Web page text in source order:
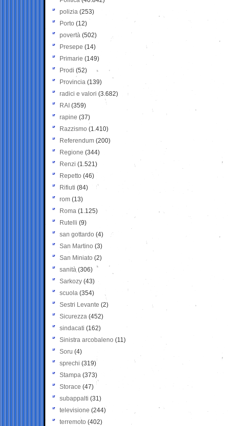
polizia (253)
Porto (12)
povertà (502)
Presepe (14)
Primarie (149)
Prodi (52)
Provincia (139)
radici e valori (3.682)
RAI (359)
rapine (37)
Razzismo (1.410)
Referendum (200)
Regione (344)
Renzi (1.521)
Repetto (46)
Rifiuti (84)
rom (13)
Roma (1.125)
Rutelli (9)
san gottardo (4)
San Martino (3)
San Miniato (2)
sanità (306)
Sarkozy (43)
scuola (354)
Sestri Levante (2)
Sicurezza (452)
sindacati (162)
Sinistra arcobaleno (11)
Soru (4)
sprechi (319)
Stampa (373)
Storace (47)
subappalti (31)
televisione(244)
terremoto (402)